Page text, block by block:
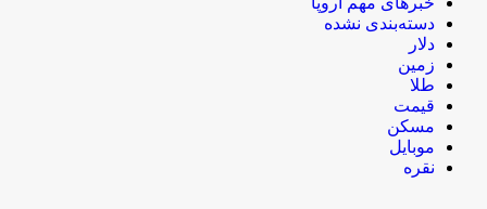
دسته‌بندی نشده
دلار
زمین
طلا
قیمت
مسکن
موبایل
نقره